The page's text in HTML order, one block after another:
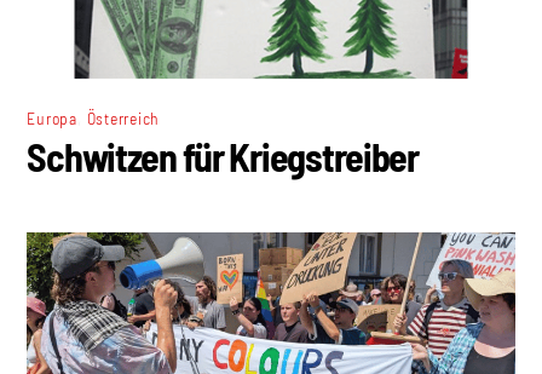
Europa Österreich
Schwitzen für Kriegstreiber